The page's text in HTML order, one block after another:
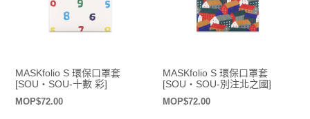
MASKfolio S 環保口罩套
[SOU・SOU-十數 彩]
定
MOP$72.00
MASKfolio S 環保口罩套
[SOU・SOU-別注北之國]
定
MOP$72.00